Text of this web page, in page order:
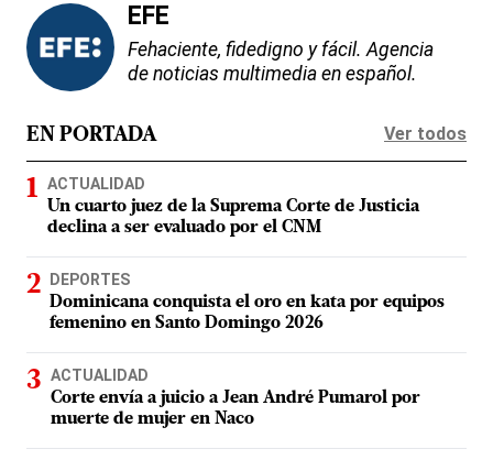
EFE
Fehaciente, fidedigno y fácil. Agencia
de noticias multimedia en español.
EN PORTADA Ver todos
ACTUALIDAD
Un cuarto juez de la Suprema Corte de Justicia
declina a ser evaluado por el CNM
DEPORTES
Dominicana conquista el oro en kata por equipos
femenino en Santo Domingo 2026
ACTUALIDAD
Corte envía a juicio a Jean André Pumarol por
muerte de mujer en Naco